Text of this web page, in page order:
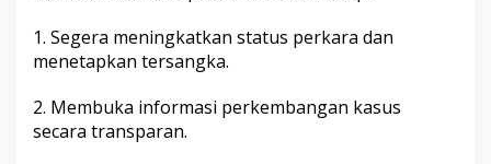
a
n
1. Segera meningkatkan status perkara dan
menetapkan tersangka.
2. Membuka informasi perkembangan kasus
secara transparan.